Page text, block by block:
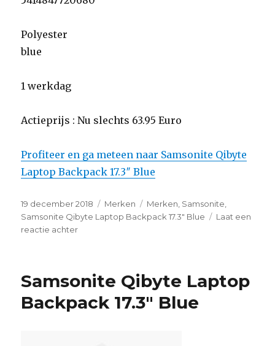
Polyester
blue
1 werkdag
Actieprijs : Nu slechts 63.95 Euro
Profiteer en ga meteen naar Samsonite Qibyte
Laptop Backpack 17.3″ Blue
Geplaatst
op
19 december 2018 Categorieën
Merken Tags
Merken, Samsonite,
Samsonite Qibyte Laptop Backpack 17.3" Blue
Laat een
reactie achter
Backpack
Blue
Samsonite Qibyte Laptop
Backpack 17.3″ Blue